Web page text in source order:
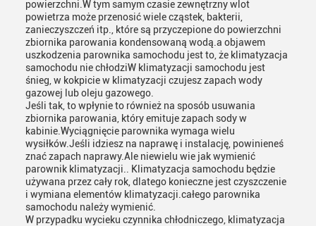
powierzchni.W tym samym czasie zewnętrzny wlot
powietrza może przenosić wiele cząstek, bakterii,
zanieczyszczeń itp., które są przyczepione do powierzchni
zbiornika parowania kondensowaną wodą.a objawem
uszkodzenia parownika samochodu jest to, że klimatyzacja
samochodu nie chłodziW klimatyzacji samochodu jest
śnieg, w kokpicie w klimatyzacji czujesz zapach wody
gazowej lub oleju gazowego.
Jeśli tak, to wpłynie to również na sposób usuwania
zbiornika parowania, który emituje zapach sody w
kabinie.Wyciągnięcie parownika wymaga wielu
wysiłków.Jeśli idziesz na naprawę i instalację, powinieneś
znać zapach naprawy.Ale niewielu wie jak wymienić
parownik klimatyzacji.. Klimatyzacja samochodu będzie
używana przez cały rok, dlatego konieczne jest czyszczenie
i wymiana elementów klimatyzacji.całego parownika
samochodu należy wymienić.
W przypadku wycieku czynnika chłodniczego, klimatyzacja